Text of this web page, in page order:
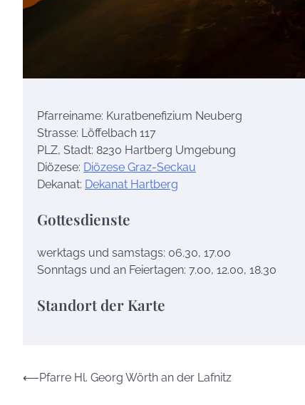
Pfarreiname: Kuratbenefizium Neuberg
Strasse: Löffelbach 117
PLZ, Stadt: 8230 Hartberg Umgebung
Diözese: Diözese Graz-Seckau
Dekanat: Dekanat Hartberg
Gottesdienste
werktags und samstags: 06.30, 17.00
Sonntags und an Feiertagen: 7.00, 12.00, 18.30
Standort der Karte
Beitrags-
⟵Pfarre Hl. Georg Wörth an der Lafnitz